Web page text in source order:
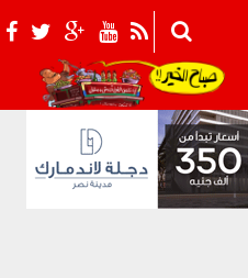
021_2.png